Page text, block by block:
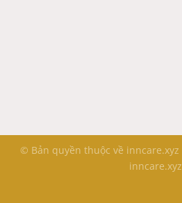
© Bản quyền thuộc về inncare.xyz
inncare.xyz